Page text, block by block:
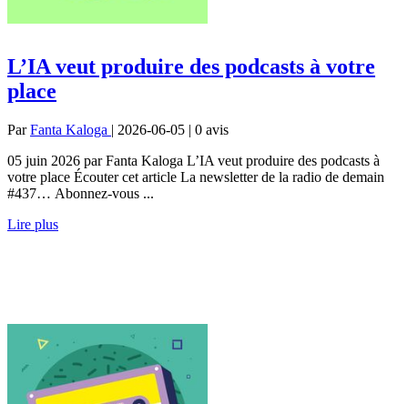
L’IA veut produire des podcasts à votre
place
ParFanta Kaloga | 2026-06-05 | 0 avis
05 juin 2026 par Fanta Kaloga L’IA veut produire des podcasts à
votre place Écouter cet article La newsletter de la radio de demain
#437… Abonnez-vous ...
Lire plus